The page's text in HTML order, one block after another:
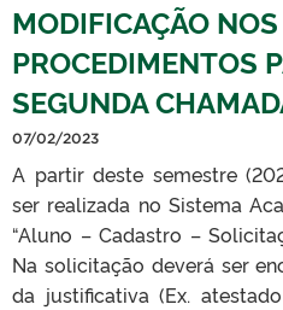
MODIFICAÇÃO NOS
PROCEDIMENTOS
SEGUNDA
07/02/2023
A partir deste semestre
ser realizada no Sistema
“Aluno – Cadastro –
Na solicitação deverá ser
da justificativa (Ex.